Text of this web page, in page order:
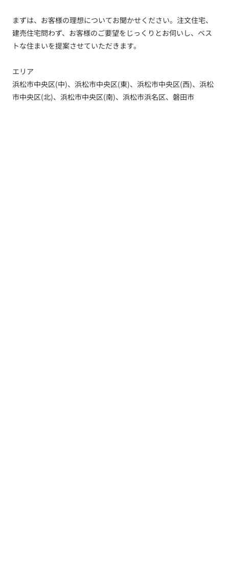
まずは、お客様の理想についてお聞かせください。注文住宅、
建売住宅問わず、お客様のご要望をじっくりとお伺いし、ベス
トな住まいを提案させていただきます。
エリア
浜松市中央区(中)、浜松市中央区(東)、浜松市中央区(西)、浜松
市中央区(北)、浜松市中央区(南)、浜松市浜名区、磐田市